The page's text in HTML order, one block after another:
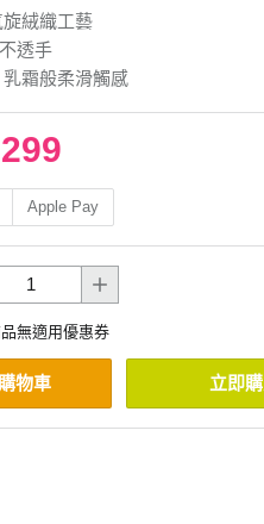
絨織工藝
透手
霜般柔滑觸感
Apple Pay
無適用優惠券
物車 立即